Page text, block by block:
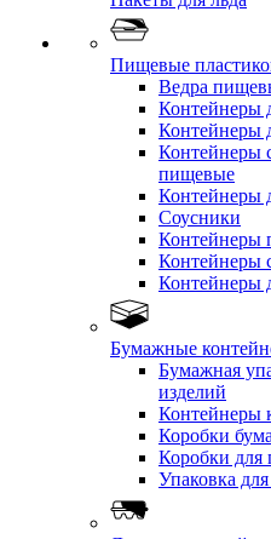
Пищевые
Ведра
Контейнеры
Контейнеры
Контейнеры
пищевые
Контейнеры
Соусники
Контейнеры
Контейнеры
Контейнеры
Бумажные
Бумажная
изделий
Контейнеры
Коробки
Коробки
Упаковка